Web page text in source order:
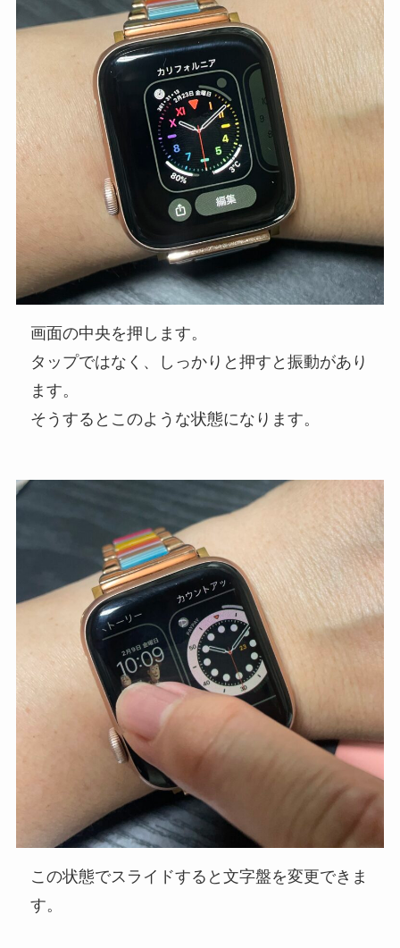
画面の中央を押します。
タップではなく、しっかりと押すと振動があり
ます。
そうするとこのような状態になります。
この状態でスライドすると文字盤を変更できま
す。